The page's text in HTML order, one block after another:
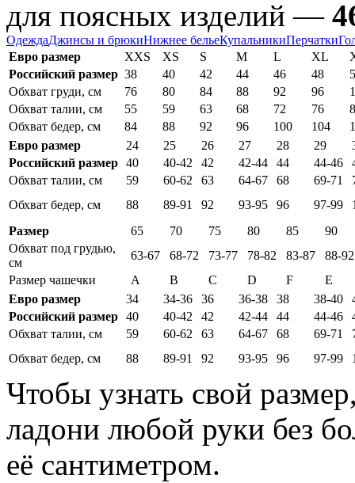
для поясных изделий —
ОдеждаДжинсы и брюкиНижнее бельеКупальникиПерчатки
Евро размер
XXS XS S M L XL
Российский размер 38 40 42 44 46 48
Обхват груди, см
76 80 84 88 92 96
Обхват талии, см
55 59 63 68 72 76
Обхват бедер, см
84 88 92 96 100 104
Евро размер
24 25 26 27 28 29
Российский размер 40 40-42 42 42-44 44 44-46
Обхват талии, см
59 60-62 63 64-67 68 69-71
Обхват бедер, см
88 89-91 92 93-95 96 97-99
Размер
65 70 75 80 85
90
Обхват под грудью,
см
63-67 68-72 73-77 78-82 83-87
88-92
Размер чашечки
A B C D F
E
Евро размер
34 34-36 36 36-38 38 38-40
Российский размер 40 40-42 42 42-44 44 44-46
Обхват талии, см
59 60-62 63 64-67 68 69-71
Обхват бедер, см
88 89-91 92 93-95 96 97-99
Чтобы узнать свой
ладони любой руки без
её сантиметром.